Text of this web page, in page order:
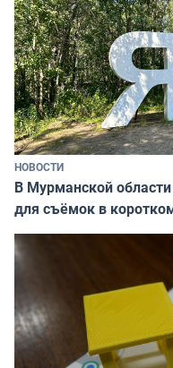
НОВОСТИ
В Мурманской
для съёмок в